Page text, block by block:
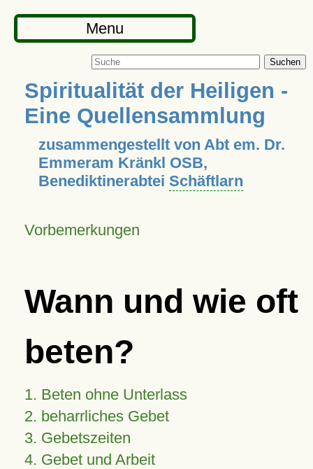
Menu
Suchen
Spiritualität der Heiligen -
Eine Quellensammlung
zusammengestellt von Abt em. Dr.
Emmeram Kränkl OSB,
Benediktinerabtei Schäftlarn
Vorbemerkungen
Wann und wie oft
beten?
1. Beten ohne Unterlass
2. beharrliches Gebet
3. Gebetszeiten
4. Gebet und Arbeit